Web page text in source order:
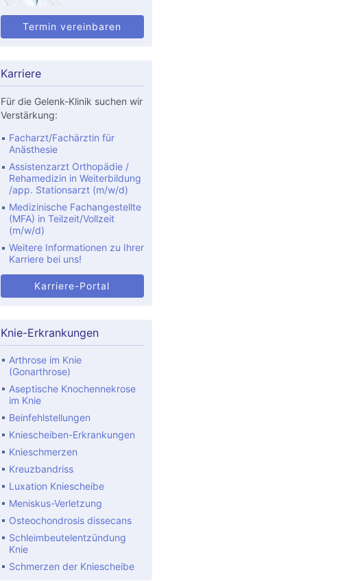
Termin vereinbaren
Karriere
Für die Gelenk-Klinik suchen wir
Verstärkung:
Facharzt/Fachärztin für
Anästhesie
Assistenzarzt Orthopädie /
Rehamedizin in Weiterbildung
/app. Stationsarzt (m/w/d)
Medizinische Fachangestellte
(MFA) in Teilzeit/Vollzeit
(m/w/d)
Weitere Informationen zu Ihrer
Karriere bei uns!
Karriere-Portal
Knie-Erkrankungen
Arthrose im Knie
(Gonarthrose)
Aseptische Knochennekrose
im Knie
Beinfehlstellungen
Kniescheiben-Erkrankungen
Knieschmerzen
Kreuzbandriss
Luxation Kniescheibe
Meniskus-Verletzung
Osteochondrosis dissecans
Schleimbeutelentzündung
Knie
Schmerzen der Kniescheibe